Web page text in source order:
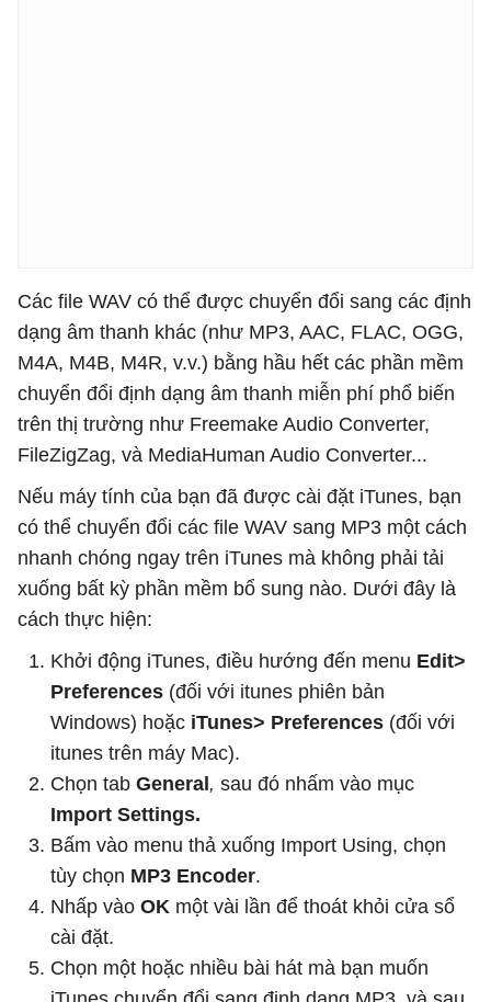
Các file WAV có thể được chuyển đổi sang các định
dạng âm thanh khác (như MP3, AAC, FLAC, OGG,
M4A, M4B, M4R, v.v.) bằng hầu hết các phần mềm
chuyển đổi định dạng âm thanh miễn phí phổ biến
trên thị trường như Freemake Audio Converter,
FileZigZag, và MediaHuman Audio Converter...
Nếu máy tính của bạn đã được cài đặt iTunes, bạn
có thể chuyển đổi các file WAV sang MP3 một cách
nhanh chóng ngay trên iTunes mà không phải tải
xuống bất kỳ phần mềm bổ sung nào. Dưới đây là
cách thực hiện:
Khởi động iTunes, điều hướng đến menu Edit>
Preferences (đối với itunes phiên bản
Windows) hoặc iTunes> Preferences (đối với
itunes trên máy Mac).
Chọn tab General , sau đó nhấm vào mục
Import Settings.
Bấm vào menu thả xuống Import Using, chọn
tùy chọn MP3 Encoder.
Nhấp vào OK một vài lần để thoát khỏi cửa sổ
cài đặt.
Chọn một hoặc nhiều bài hát mà bạn muốn